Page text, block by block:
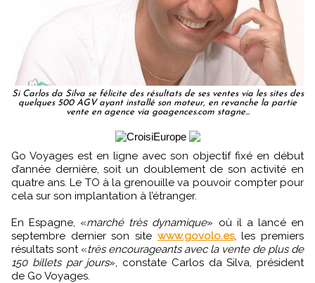
Si Carlos da Silva se félicite des résultats de ses ventes via les sites des
quelques 500 AGV ayant installé son moteur, en revanche la partie
vente en agence via goagences.com stagne...
Go Voyages est en ligne avec son objectif fixé en début
d’année dernière, soit un doublement de son activité en
quatre ans. Le TO à la grenouille va pouvoir compter pour
cela sur son implantation à l’étranger.
En Espagne, «marché très dynamique» où il a lancé en
septembre dernier son site www.govolo.es, les premiers
résultats sont «très encourageants avec la vente de plus de
150 billets par jours», constate Carlos da Silva, président
de Go Voyages.